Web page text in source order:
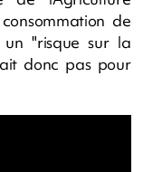
de
"risque sur la
donc pas pour